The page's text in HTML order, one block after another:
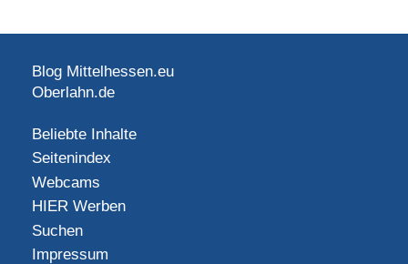
Blog Mittelhessen.eu
Oberlahn.de
Beliebte Inhalte
Seitenindex
Webcams
HIER Werben
Suchen
Impressum